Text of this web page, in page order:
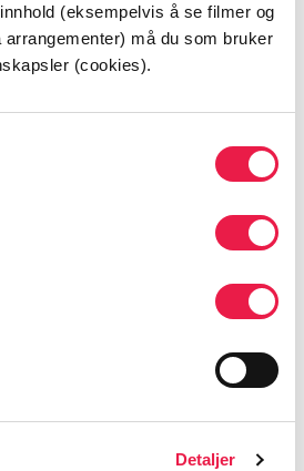
(eksempelvis å se filmer og
arrangementer) må du som bruker
(cookies).
Detaljer
til deg selv eller andre om du
til å sende listen i sin
av listen før den sendes ut.